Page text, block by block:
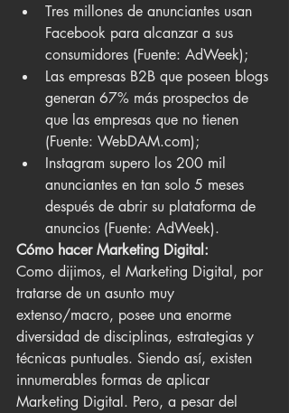
Tres millones de anunciantes usan
Facebook para alcanzar a sus
consumidores (Fuente: AdWeek);
Las empresas B2B que poseen blogs
generan 67% más prospectos de
que las empresas que no tienen
(Fuente: WebDAM.com);
Instagram supero los 200 mil
anunciantes en tan solo 5 meses
después de abrir su plataforma de
anuncios (Fuente: AdWeek).
Cómo hacer Marketing Digital:
Como dijimos, el Marketing Digital, por
tratarse de un asunto muy
extenso/macro, posee una enorme
diversidad de disciplinas, estrategias y
técnicas puntuales. Siendo así, existen
innumerables formas de aplicar
Marketing Digital. Pero, a pesar del